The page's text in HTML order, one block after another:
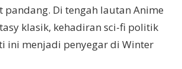
Di tengah lautan Anime
klasik, kehadiran sci-fi politik
ini menjadi penyegar di Winter